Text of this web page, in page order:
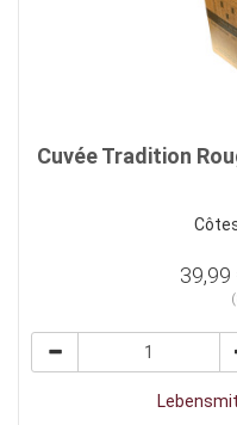
Cuvée Tradition
39,99